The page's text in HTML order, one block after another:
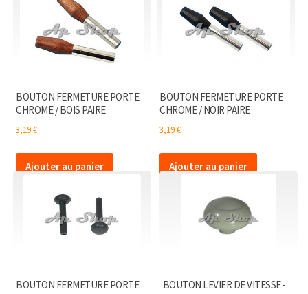
BOUTON FERMETURE PORTE
CHROME / BOIS PAIRE
3,19€
Ajouter au panier
BOUTON FERMETURE PORTE
CHROME / NOIR PAIRE
3,19€
Ajouter au panier
BOUTON FERMETURE PORTE
BOUTON LEVIER DE VITESSE -